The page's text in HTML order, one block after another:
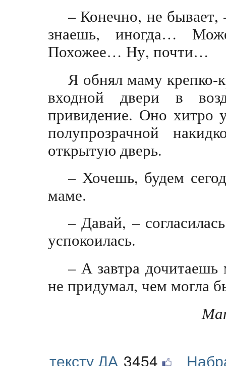
– Конечно, не бывает,
знаешь, иногда…
Похожее… Ну, почти…
Я обнял маму крепко-
входной двери в
привидение. Оно хитро
полупрозрачной
открытую дверь.
– Хочешь, будем
маме.
– Давай, –
успокоилась.
– А завтра
не придумал, чем могла
тексту ДА 3454